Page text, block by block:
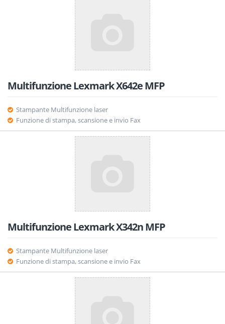
Multifunzione Lexmark X642e MFP
Stampante Multifunzione laser
Funzione di stampa, scansione e invio Fax
Multifunzione Lexmark X342n MFP
Stampante Multifunzione laser
Funzione di stampa, scansione e invio Fax